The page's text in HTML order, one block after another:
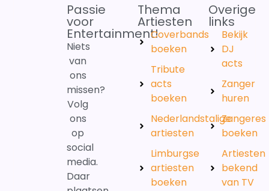
Passie
voor
Entertainment!
Niets
van
ons
missen?
Volg
ons
op
social
media.
Daar
Thema
Artiesten
Coverbands
boeken
Tribute
acts
boeken
Nederlandstalige
artiesten
Limburgse
artiesten
boeken
Overige
links
Bekijk
DJ
acts
Zanger
huren
Zangeres
boeken
Artiesten
bekend
van TV